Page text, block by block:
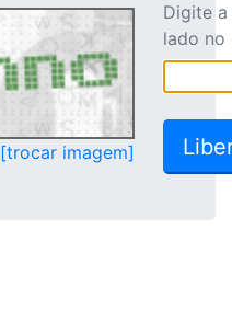
[trocar imagem]
Digite
lado no